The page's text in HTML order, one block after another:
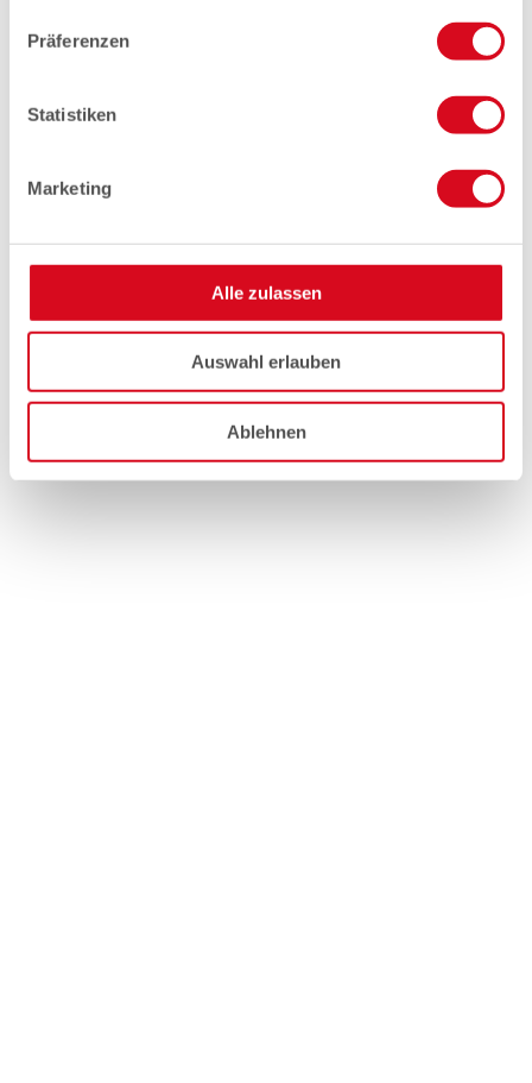
Präferenzen
Statistiken
Marketing
Alle zulassen
Auswahl erlauben
Ablehnen